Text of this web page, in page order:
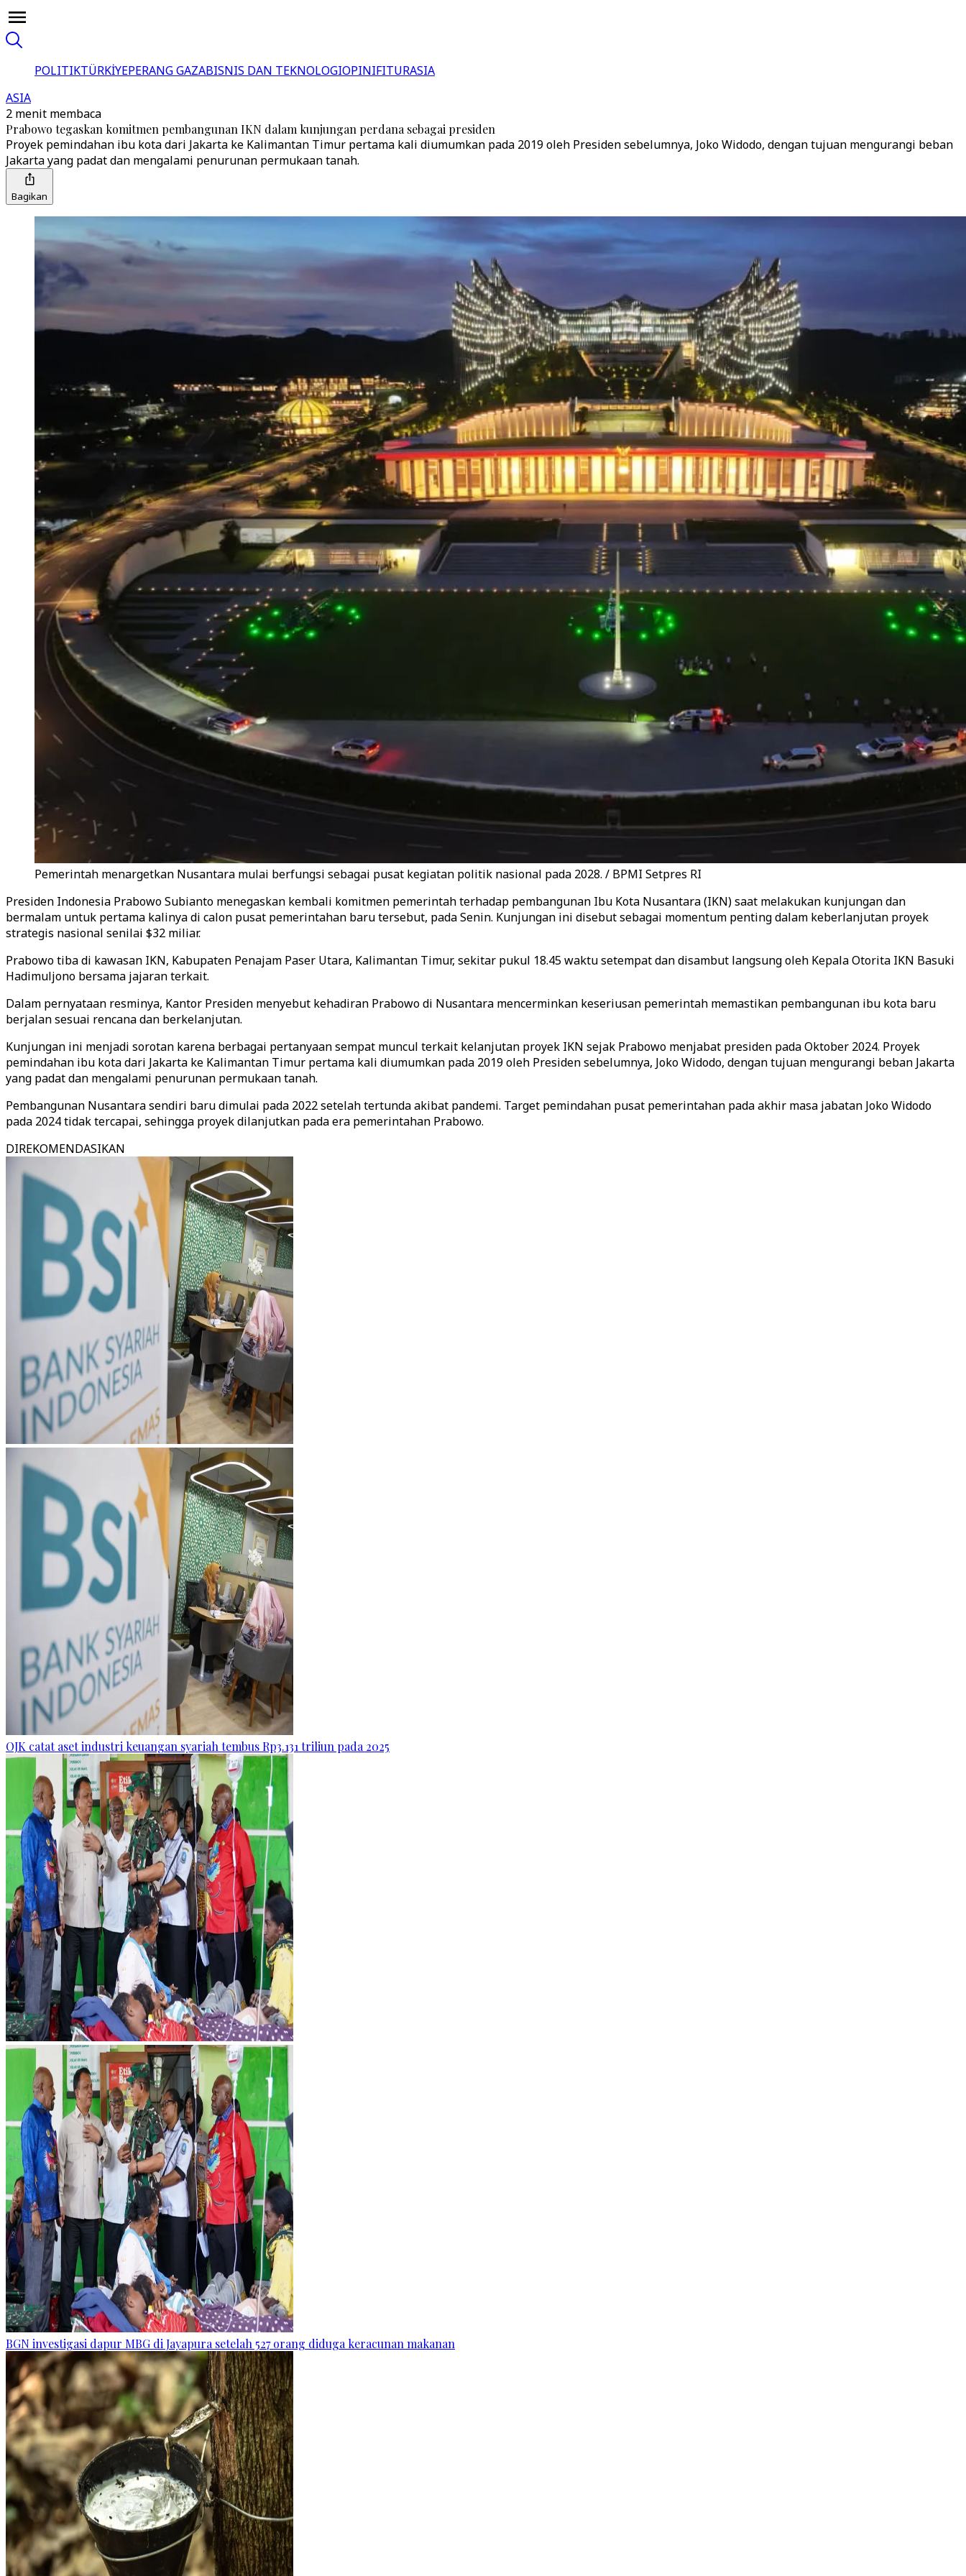
POLITIKTÜRKİYEPERANG GAZABISNIS DAN TEKNOLOGIOPINIFITURASIA
ASIA
2 menit membaca
Prabowo tegaskan komitmen pembangunan IKN dalam kunjungan perdana sebagai presiden
Proyek pemindahan ibu kota dari Jakarta ke Kalimantan Timur pertama kali diumumkan pada 2019 oleh Presiden sebelumnya, Joko Widodo, dengan tujuan mengurangi beban
Jakarta yang padat dan mengalami penurunan permukaan tanah.
Bagikan
Pemerintah menargetkan Nusantara mulai berfungsi sebagai pusat kegiatan politik nasional pada 2028. / BPMI Setpres RI
Presiden Indonesia Prabowo Subianto menegaskan kembali komitmen pemerintah terhadap pembangunan Ibu Kota Nusantara (IKN) saat melakukan kunjungan dan
bermalam untuk pertama kalinya di calon pusat pemerintahan baru tersebut, pada Senin. Kunjungan ini disebut sebagai momentum penting dalam keberlanjutan proyek
strategis nasional senilai $32 miliar.
Prabowo tiba di kawasan IKN, Kabupaten Penajam Paser Utara, Kalimantan Timur, sekitar pukul 18.45 waktu setempat dan disambut langsung oleh Kepala Otorita IKN Basuki
Hadimuljono bersama jajaran terkait.
Dalam pernyataan resminya, Kantor Presiden menyebut kehadiran Prabowo di Nusantara mencerminkan keseriusan pemerintah memastikan pembangunan ibu kota baru
berjalan sesuai rencana dan berkelanjutan.
Kunjungan ini menjadi sorotan karena berbagai pertanyaan sempat muncul terkait kelanjutan proyek IKN sejak Prabowo menjabat presiden pada Oktober 2024. Proyek
pemindahan ibu kota dari Jakarta ke Kalimantan Timur pertama kali diumumkan pada 2019 oleh Presiden sebelumnya, Joko Widodo, dengan tujuan mengurangi beban Jakarta
yang padat dan mengalami penurunan permukaan tanah.
Pembangunan Nusantara sendiri baru dimulai pada 2022 setelah tertunda akibat pandemi. Target pemindahan pusat pemerintahan pada akhir masa jabatan Joko Widodo
pada 2024 tidak tercapai, sehingga proyek dilanjutkan pada era pemerintahan Prabowo.
DIREKOMENDASIKAN
OJK catat aset industri keuangan syariah tembus Rp3.131 triliun pada 2025
BGN investigasi dapur MBG di Jayapura setelah 527 orang diduga keracunan makanan